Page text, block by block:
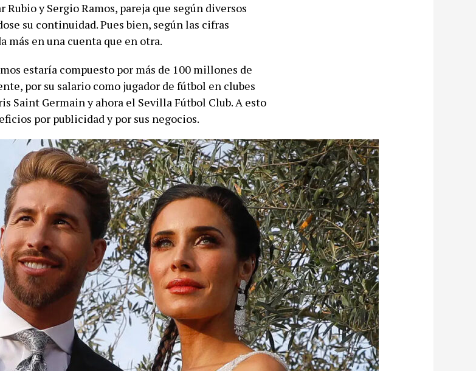
y Sergio Ramos, pareja que según diversos
su continuidad. Pues bien, según las cifras
más en una cuenta que en otra.
estaría compuesto por más de 100 millones de
por su salario como jugador de fútbol en clubes
Saint Germain y ahora el Sevilla Fútbol Club. A esto
por publicidad y por sus negocios.